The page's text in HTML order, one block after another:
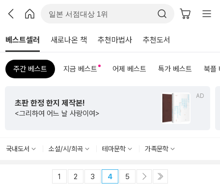
베스트셀러 새로나온 책 추천마법사 추천도서
주간 베스트 지금 베스트 어제 베스트 특가 베스트 북플
AD
초판 한정 한지 제작본!
<그리하여 어느 날 사랑이여>
국내도서 소설/시/희곡 테마문학 가족문학
1 2 3 4 5